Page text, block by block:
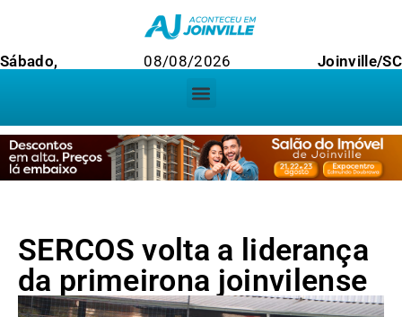
Sábado, 08/08/2026 Joinville/SC
SERCOS volta a liderança
da primeirona joinvilense